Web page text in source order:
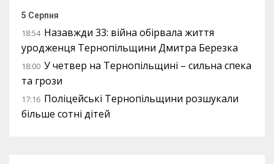
5 Серпня
18:54 Назавжди 33: війна обірвала життя
уродженця Тернопільщини Дмитра Березка
18:00 У четвер на Тернопільщині – сильна спека
та грози
17:16 Поліцейські Тернопільщини розшукали
більше сотні дітей